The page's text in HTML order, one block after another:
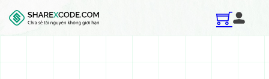
Skip to main content
Skip to footer